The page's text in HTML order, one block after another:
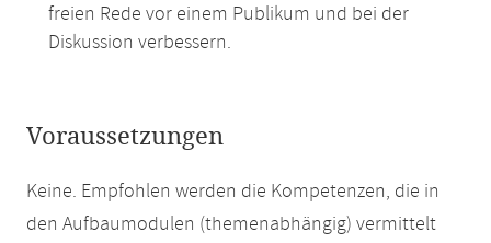
freien Rede vor einem Publikum und bei der
Diskussion verbessern.
Voraussetzungen
Keine. Empfohlen werden die Kompetenzen, die in
den Aufbaumodulen (themenabhängig) vermittelt